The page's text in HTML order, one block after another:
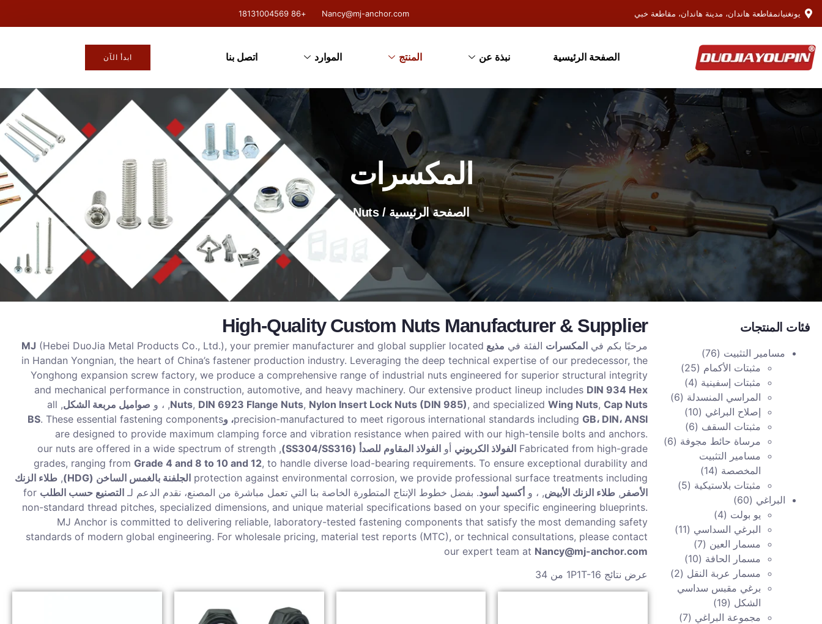
يونغنيانمقاطعة هاندان، مدينة هاندان، مقاطعة خبي Nancy@mj-anchor.com
+86 18131004569
الصفحة الرئيسية نبذة عن المنتج الموارد اتصل بنا ابدأ الآن
المكسرات
الصفحة الرئيسية/ Nuts
فئات المنتجات
مسامير التثبيت (76)
مثبتات الأكمام (25)
مثبتات إسفينية (4)
المراسي المنسدلة (6)
إصلاح البراغي (10)
مثبتات السقف (6)
مرساة حائط مجوفة (6)
مسامير التثبيت
المخصصة (14)
مثبتات بلاستيكية (5)
البراغي (60)
يو بولت (4)
البرغي السداسي (11)
مسمار العين (7)
مسمار الحافة (10)
مسمار عربة النقل (2)
برغي مقبس سداسي
الشكل (19)
مجموعة البراغي (7)
High-Quality Custom Nuts Manufacturer & Supplier
مرحبًا بكم في المكسرات الفئة في مذيع MJ (Hebei DuoJia Metal Products Co., Ltd.), your premier manufacturer and global supplier located
in Handan Yongnian, the heart of China’s fastener production industry. Leveraging the deep technical expertise of our predecessor, the
Yonghong expansion screw factory, we produce a comprehensive range of industrial nuts engineered for superior structural integrity
and mechanical performance in construction, automotive, and heavy machinery. Our extensive product lineup includes DIN 934 Hex
Nuts, DIN 6923 Flange Nuts, Nylon Insert Lock Nuts (DIN 985), and specializedWing Nuts, Cap Nuts , ، و صواميل مربعة الشكل , all
precision-manufactured to meet rigorous international standards includingGB، DIN، ANSI، وBS
. These essential fastening components
are designed to provide maximum clamping force and vibration resistance when paired with our high-tensile bolts and anchors.
Fabricated from high-grade الفولاذ الكربوني أو الفولاذ المقاوم للصدأ (SS304/SS316)
, our nuts are offered in a wide spectrum of strength
grades, ranging fromGrade 4 and 8 to 10 and 12, to handle diverse load-bearing requirements. To ensure exceptional durability and
protection against environmental corrosion, we provide professional surface treatments including الجلفنة بالغمس الساخن (HDG) , طلاء الزنك
الأصفر , طلاء الزنك الأبيض, ، و أكسيد أسود. بفضل خطوط الإنتاج المتطورة الخاصة بنا التي تعمل مباشرة من المصنع، نقدم الدعم لـ التصنيع حسب الطلب for
non-standard thread pitches, specialized dimensions, and unique material specifications based on your specific engineering blueprints.
MJ Anchor is committed to delivering reliable, laboratory-tested fastening components that satisfy the most demanding safety
standards of modern global engineering. For wholesale pricing, material test reports (MTC), or technical consultations, please contact
our expert team at Nancy@mj-anchor.com
عرض نتائج 1P1T-16 من 34